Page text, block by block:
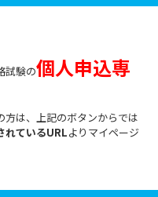
試験の個人申込専
は、上記のボタンからでは
れているURLよりマイページ